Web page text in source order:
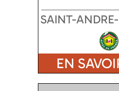
SAINT-
EN